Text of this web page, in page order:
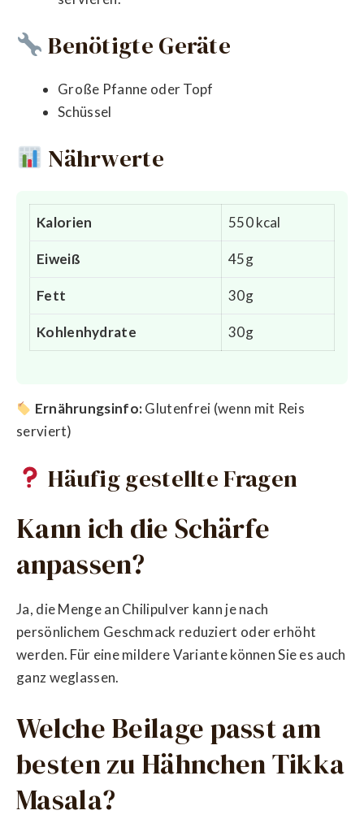
Benötigte Geräte
Große Pfanne oder Topf
Schüssel
Nährwerte
Kalorien 550 kcal
Eiweiß 45g
Fett 30g
Kohlenhydrate 30g
Ernährungsinfo:Glutenfrei (wenn mit Reis
serviert)
Häufig gestellte Fragen
Kann ich die Schärfe
anpassen?
Ja, die Menge an Chilipulver kann je nach
persönlichem Geschmack reduziert oder erhöht
werden. Für eine mildere Variante können Sie es auch
ganz weglassen.
Welche Beilage passt am
besten zu Hähnchen Tikka
Masala?